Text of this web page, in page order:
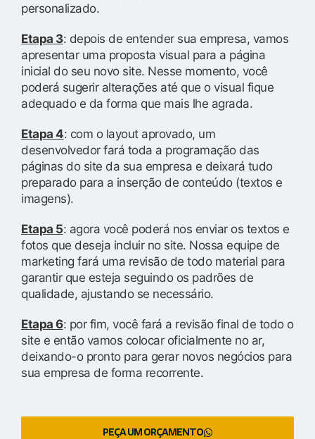
personalizado.
Etapa 3: depois de entender sua empresa, vamos
apresentar uma proposta visual para a página
inicial do seu novo site. Nesse momento, você
poderá sugerir alterações até que o visual fique
adequado e da forma que mais lhe agrada.
Etapa 4: com o layout aprovado, um
desenvolvedor fará toda a programação das
páginas do site da sua empresa e deixará tudo
preparado para a inserção de conteúdo (textos e
imagens).
Etapa 5: agora você poderá nos enviar os textos e
fotos que deseja incluir no site. Nossa equipe de
marketing fará uma revisão de todo material para
garantir que esteja seguindo os padrões de
qualidade, ajustando se necessário.
Etapa 6: por fim, você fará a revisão final de todo o
site e então vamos colocar oficialmente no ar,
deixando-o pronto para gerar novos negócios para
sua empresa de forma recorrente.
PEÇA UM ORÇAMENTO